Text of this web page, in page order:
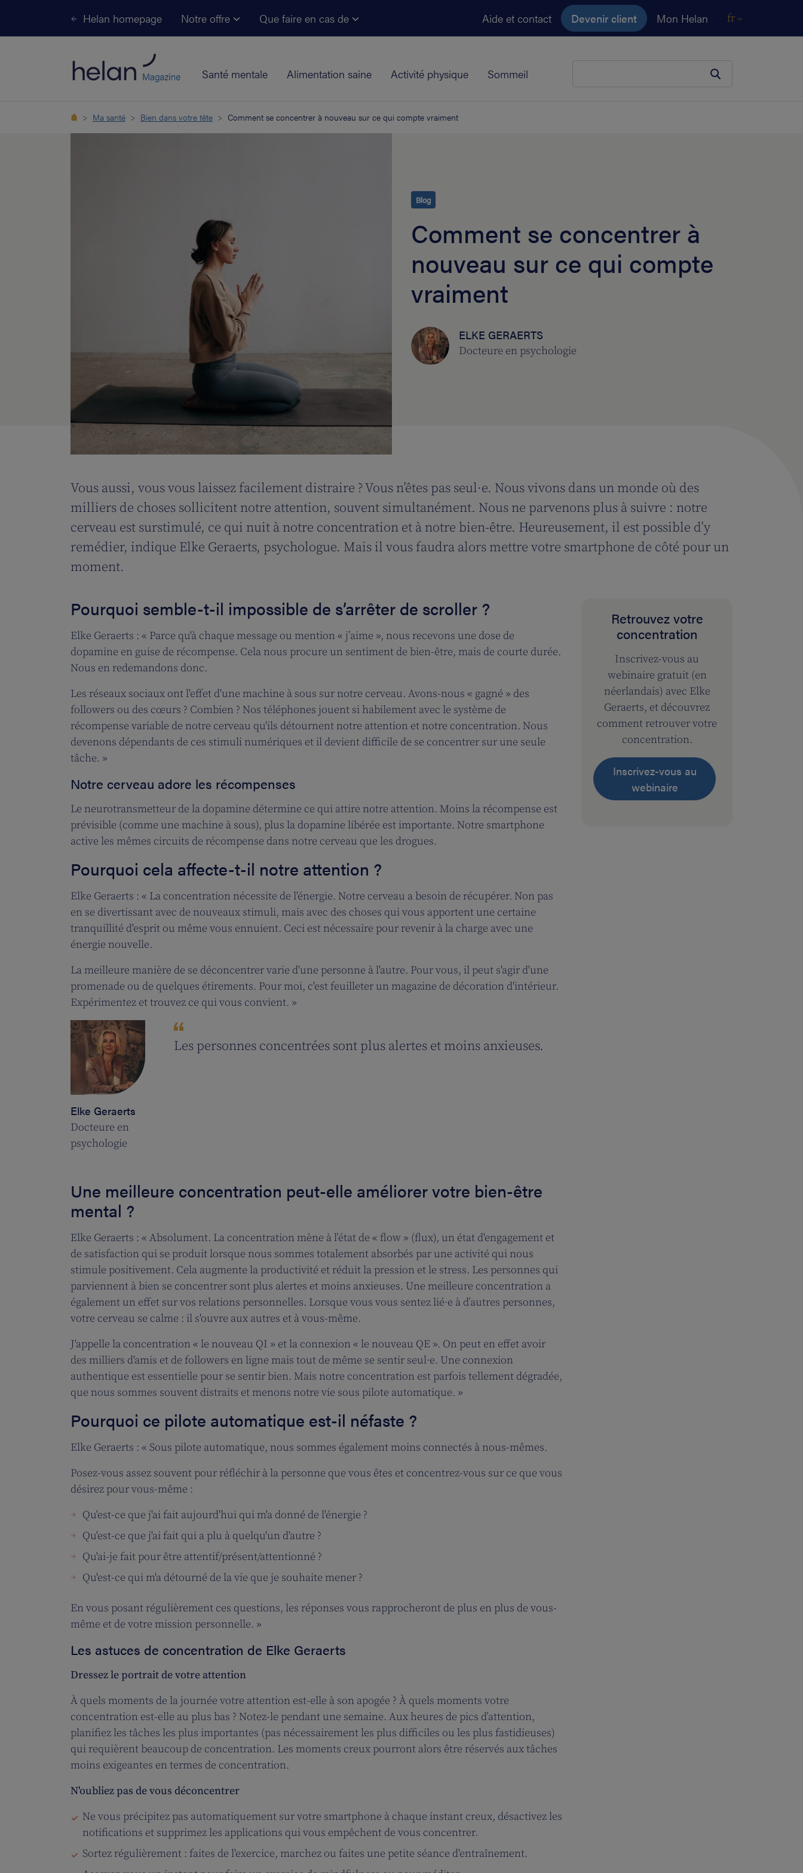
Helan homepage Notre offre Que faire en cas de Aide et contact Devenir client Mon Helan fr
Santé mentale Alimentation saine Activité physique Sommeil
Ma santé Bien dans votre tête Comment se concentrer à nouveau sur ce qui compte vraiment
Blog
Comment se concentrer à
nouveau sur ce qui compte
vraiment
ELKE GERAERTS
Docteure en psychologie
Vous aussi, vous vous laissez facilement distraire ? Vous n’êtes pas seul·e. Nous vivons dans un monde où des
milliers de choses sollicitent notre attention, souvent simultanément. Nous ne parvenons plus à suivre : notre
cerveau est surstimulé, ce qui nuit à notre concentration et à notre bien-être. Heureusement, il est possible d’y
remédier, indique Elke Geraerts, psychologue. Mais il vous faudra alors mettre votre smartphone de côté pour un
moment.
Pourquoi semble-t-il impossible de s’arrêter de scroller ?
Elke Geraerts : « Parce qu'à chaque message ou mention « j’aime », nous recevons une dose de
dopamine en guise de récompense. Cela nous procure un sentiment de bien-être, mais de courte durée.
Nous en redemandons donc.
Les réseaux sociaux ont l'effet d'une machine à sous sur notre cerveau. Avons-nous « gagné » des
followers ou des cœurs ? Combien ? Nos téléphones jouent si habilement avec le système de
récompense variable de notre cerveau qu'ils détournent notre attention et notre concentration. Nous
devenons dépendants de ces stimuli numériques et il devient difficile de se concentrer sur une seule
tâche. »
Notre cerveau adore les récompenses
Le neurotransmetteur de la dopamine détermine ce qui attire notre attention. Moins la récompense est
prévisible (comme une machine à sous), plus la dopamine libérée est importante. Notre smartphone
active les mêmes circuits de récompense dans notre cerveau que les drogues.
Pourquoi cela affecte-t-il notre attention ?
Elke Geraerts : « La concentration nécessite de l'énergie. Notre cerveau a besoin de récupérer. Non pas
en se divertissant avec de nouveaux stimuli, mais avec des choses qui vous apportent une certaine
tranquillité d'esprit ou même vous ennuient. Ceci est nécessaire pour revenir à la charge avec une
énergie nouvelle.
La meilleure manière de se déconcentrer varie d'une personne à l'autre. Pour vous, il peut s'agir d'une
promenade ou de quelques étirements. Pour moi, c'est feuilleter un magazine de décoration d'intérieur.
Expérimentez et trouvez ce qui vous convient. »
Elke Geraerts
Docteure en
psychologie
Les personnes concentrées sont plus alertes et moins anxieuses.
Une meilleure concentration peut-elle améliorer votre bien-être
mental ?
Elke Geraerts : « Absolument. La concentration mène à l’état de « flow » (flux), un état d'engagement et
de satisfaction qui se produit lorsque nous sommes totalement absorbés par une activité qui nous
stimule positivement. Cela augmente la productivité et réduit la pression et le stress. Les personnes qui
parviennent à bien se concentrer sont plus alertes et moins anxieuses. Une meilleure concentration a
également un effet sur vos relations personnelles. Lorsque vous vous sentez lié·e à d’autres personnes,
votre cerveau se calme : il s'ouvre aux autres et à vous-même.
J'appelle la concentration « le nouveau QI » et la connexion « le nouveau QE ». On peut en effet avoir
des milliers d'amis et de followers en ligne mais tout de même se sentir seul·e. Une connexion
authentique est essentielle pour se sentir bien. Mais notre concentration est parfois tellement dégradée,
que nous sommes souvent distraits et menons notre vie sous pilote automatique. »
Pourquoi ce pilote automatique est-il néfaste ?
Elke Geraerts : « Sous pilote automatique, nous sommes également moins connectés à nous-mêmes.
Posez-vous assez souvent pour réfléchir à la personne que vous êtes et concentrez-vous sur ce que vous
désirez pour vous-même :
Qu'est-ce que j'ai fait aujourd'hui qui m'a donné de l'énergie ?
Qu'est-ce que j'ai fait qui a plu à quelqu'un d'autre ?
Qu'ai-je fait pour être attentif/présent/attentionné ?
Qu'est-ce qui m'a détourné de la vie que je souhaite mener ?
En vous posant régulièrement ces questions, les réponses vous rapprocheront de plus en plus de vous-
même et de votre mission personnelle. »
Les astuces de concentration de Elke Geraerts
Dressez le portrait de votre attention
À quels moments de la journée votre attention est-elle à son apogée ? À quels moments votre
concentration est-elle au plus bas ? Notez-le pendant une semaine. Aux heures de pics d’attention,
planifiez les tâches les plus importantes (pas nécessairement les plus difficiles ou les plus fastidieuses)
qui requièrent beaucoup de concentration. Les moments creux pourront alors être réservés aux tâches
moins exigeantes en termes de concentration.
N'oubliez pas de vous déconcentrer
Ne vous précipitez pas automatiquement sur votre smartphone à chaque instant creux, désactivez les
notifications et supprimez les applications qui vous empêchent de vous concentrer.
Sortez régulièrement : faites de l'exercice, marchez ou faites une petite séance d'entraînement.
Retrouvez votre
concentration
Inscrivez-vous au
webinaire gratuit (en
néerlandais) avec Elke
Geraerts, et découvrez
comment retrouver votre
concentration.
Inscrivez-vous au
webinaire